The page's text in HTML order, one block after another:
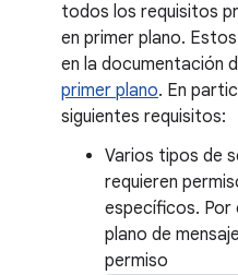
todos los requisitos
en primer plano.
en la documentación
primer plano. En
siguientes requisitos:
Varios tipos de
requieren
específicos. Por
plano de
permiso